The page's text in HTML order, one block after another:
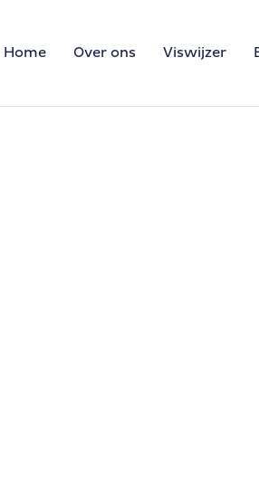
Home Over ons Viswijzer